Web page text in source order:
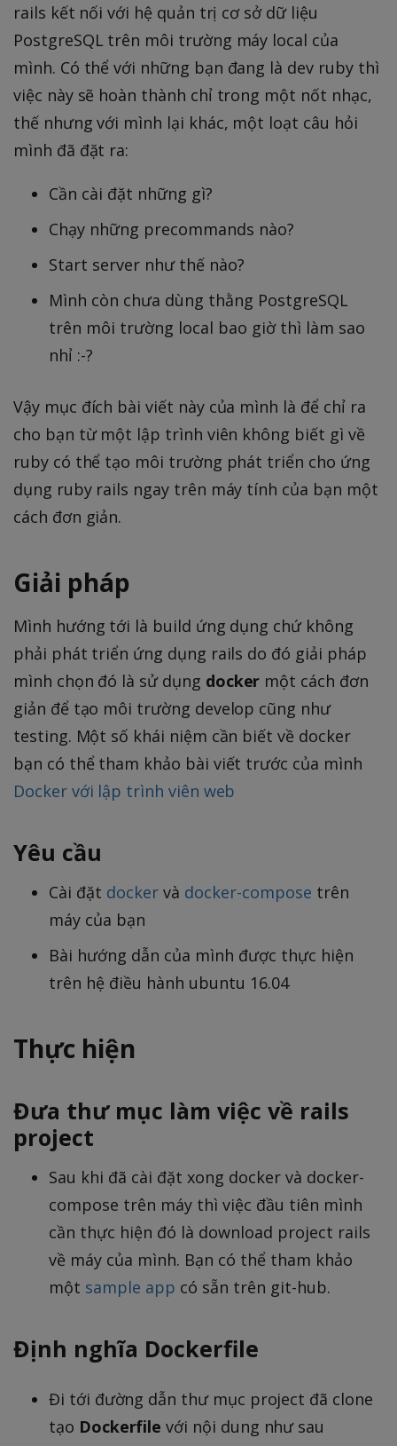
rails kết nối với hệ quản trị cơ sở dữ liệu
PostgreSQL trên môi trường máy local của
mình. Có thể với những bạn đang là dev ruby thì
việc này sẽ hoàn thành chỉ trong một nốt nhạc,
thế nhưng với mình lại khác, một loạt câu hỏi
mình đã đặt ra:
Cần cài đặt những gì?
Chạy những precommands nào?
Start server như thế nào?
Mình còn chưa dùng thằng PostgreSQL
trên môi trường local bao giờ thì làm sao
nhỉ :-?
Vậy mục đích bài viết này của mình là để chỉ ra
cho bạn từ một lập trình viên không biết gì về
ruby có thể tạo môi trường phát triển cho ứng
dụng ruby rails ngay trên máy tính của bạn một
cách đơn giản.
Giải pháp
Mình hướng tới là build ứng dụng chứ không
phải phát triển ứng dụng rails do đó giải pháp
mình chọn đó là sử dụng docker một cách đơn
giản để tạo môi trường develop cũng như
testing. Một số khái niệm cần biết về docker
bạn có thể tham khảo bài viết trước của mình
Docker với lập trình viên web
Yêu cầu
Cài đặt docker và docker-compose trên
máy của bạn
Bài hướng dẫn của mình được thực hiện
trên hệ điều hành ubuntu 16.04
Thực hiện
Đưa thư mục làm việc về rails
project
Sau khi đã cài đặt xong docker và docker-
compose trên máy thì việc đầu tiên mình
cần thực hiện đó là download project rails
về máy của mình. Bạn có thể tham khảo
một sample app có sẵn trên git-hub.
Định nghĩa Dockerfile
Đi tới đường dẫn thư mục project đã clone
tạo Dockerfile với nội dung như sau